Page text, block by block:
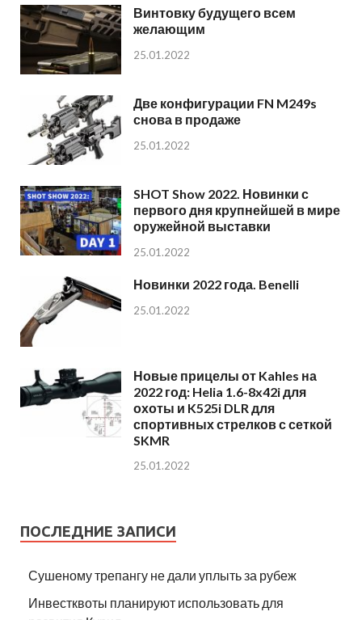
Винтовку будущего всем
желающим
25.01.2022
Две конфигурации FN M249s
снова в продаже
25.01.2022
SHOT Show 2022. Новинки с
первого дня крупнейшей в мире
оружейной выставки
25.01.2022
Новинки 2022 года. Benelli
25.01.2022
Новые прицелы от Kahles на
2022 год: Helia 1.6-8x42i для
охоты и K525i DLR для
спортивных стрелков с сеткой
SKMR
25.01.2022
ПОСЛЕДНИЕ ЗАПИСИ
Сушеному трепангу не дали уплыть за рубеж
Инвестквоты планируют использовать для